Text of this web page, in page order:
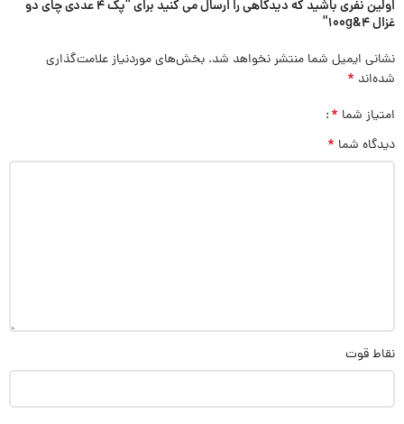
اولین نفری باشید که دیدگاهی را ارسال می کنید برای “پک 4 عددی چای دو
غزال 100g&4”
نشانی ایمیل شما منتشر نخواهد شد. بخش‌های موردنیاز علامت‌گذاری
شده‌اند *
امتیاز شما *
دیدگاه شما *
نقاط قوت